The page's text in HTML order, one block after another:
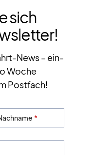
sich
News – ein-
Woche
Postfach!